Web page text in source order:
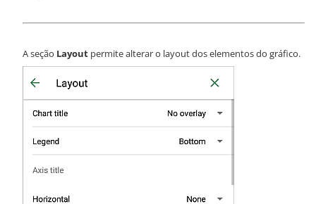
A seção Layout permite alterar o layout dos elementos do gráfico.